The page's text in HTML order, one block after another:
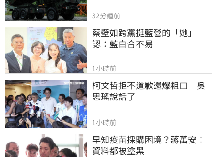
32分鐘前
蔡壁如跨黨挺藍營的「她」
認：藍白合不易
1小時前
柯文哲拒不道歉還爆粗口　吳
思瑤說話了
1小時前
早知疫苗採購困境？蔣萬安：
資料都被塗黑